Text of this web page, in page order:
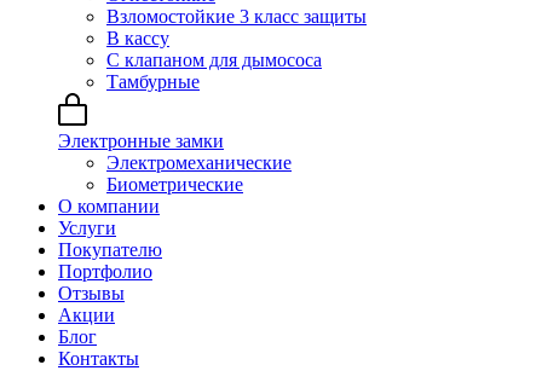
Взломостойкие 3 класс защиты
В кассу
С клапаном для дымососа
Тамбурные
Электронные замки
Электромеханические
Биометрические
О компании
Услуги
Покупателю
Портфолио
Отзывы
Акции
Блог
Контакты